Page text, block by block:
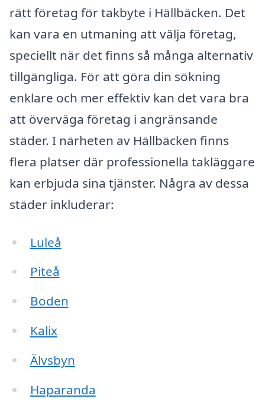
rätt företag för takbyte i Hällbäcken. Det
kan vara en utmaning att välja företag,
speciellt när det finns så många alternativ
tillgängliga. För att göra din sökning
enklare och mer effektiv kan det vara bra
att överväga företag i angränsande
städer. I närheten av Hällbäcken finns
flera platser där professionella takläggare
kan erbjuda sina tjänster. Några av dessa
städer inkluderar:
Luleå
Piteå
Boden
Kalix
Älvsbyn
Haparanda